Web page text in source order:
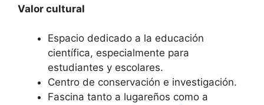
Valor cultural
Espacio dedicado a la educación
científica, especialmente para
estudiantes y escolares.
Centro de conservación e investigación.
Fascina tanto a lugareños como a